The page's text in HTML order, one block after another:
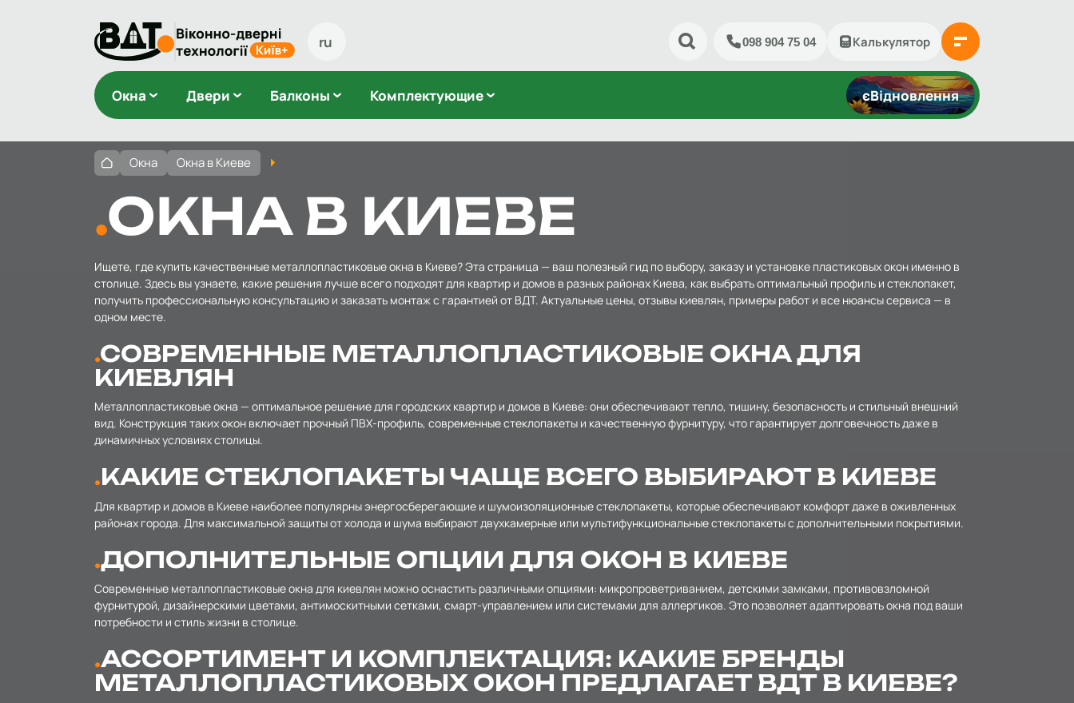
ru Найти 098 904 75 04 Калькулятор
Окна Двери Балконы Комплектующие єВідновлення
Окна Окна в Киеве
ОКНА В КИЕВЕ
Ищете, где купить качественные металлопластиковые окна в Киеве? Эта страница — ваш полезный гид по выбору, заказу и установке пластиковых окон именно в
столице. Здесь вы узнаете, какие решения лучше всего подходят для квартир и домов в разных районах Киева, как выбрать оптимальный профиль и стеклопакет,
получить профессиональную консультацию и заказать монтаж с гарантией от ВДТ. Актуальные цены, отзывы киевлян, примеры работ и все нюансы сервиса — в
одном месте.
СОВРЕМЕННЫЕ МЕТАЛЛОПЛАСТИКОВЫЕ ОКНА ДЛЯ
КИЕВЛЯН
Металлопластиковые окна — оптимальное решение для городских квартир и домов в Киеве: они обеспечивают тепло, тишину, безопасность и стильный внешний
вид. Конструкция таких окон включает прочный ПВХ-профиль, современные стеклопакеты и качественную фурнитуру, что гарантирует долговечность даже в
динамичных условиях столицы.
КАКИЕ СТЕКЛОПАКЕТЫ ЧАЩЕ ВСЕГО ВЫБИРАЮТ В КИЕВЕ
Для квартир и домов в Киеве наиболее популярны энергосберегающие и шумоизоляционные стеклопакеты, которые обеспечивают комфорт даже в оживленных
районах города. Для максимальной защиты от холода и шума выбирают двухкамерные или мультифункциональные стеклопакеты с дополнительными покрытиями.
ДОПОЛНИТЕЛЬНЫЕ ОПЦИИ ДЛЯ ОКОН В КИЕВЕ
Современные металлопластиковые окна для киевлян можно оснастить различными опциями: микропроветриванием, детскими замками, противовзломной
фурнитурой, дизайнерскими цветами, антимоскитными сетками, смарт-управлением или системами для аллергиков. Это позволяет адаптировать окна под ваши
потребности и стиль жизни в столице.
АССОРТИМЕНТ И КОМПЛЕКТАЦИЯ: КАКИЕ БРЕНДЫ
МЕТАЛЛОПЛАСТИКОВЫХ ОКОН ПРЕДЛАГАЕТ ВДТ В КИЕВЕ?